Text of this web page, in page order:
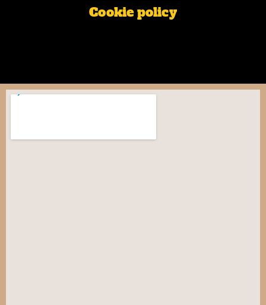
k
a
Cookie policy